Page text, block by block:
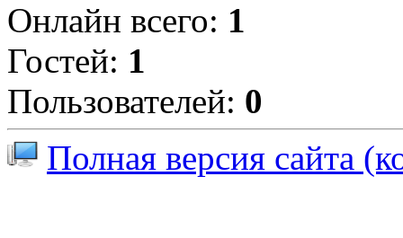
Онлайн всего: 1
Гостей: 1
Пользователей: 0
Полная версия сайта